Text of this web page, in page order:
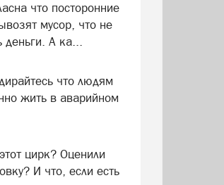
что посторонние
мусор, что не
деньги. А ка...
что людям
жить в аварийном
цирк? Оценили
И что, если есть